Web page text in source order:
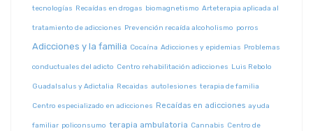
tecnologías Recaídas en drogas biomagnetismo Arteterapia aplicada al
tratamiento de adicciones Prevención recaída alcoholismo porros
Adicciones y la familia Cocaína Adicciones y epidemias Problemas
conductuales del adicto Centro rehabilitación adicciones Luis Rebolo
Guadalsalus y Adictalia Recaidas autolesiones terapia de familia
Centro especializado en adicciones Recaídas en adicciones ayuda
familiar policonsumo terapia ambulatoria Cannabis Centro de